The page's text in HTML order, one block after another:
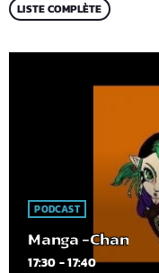
LISTE COMPLÈTE
PODCAST
Manga -Chan
17:30 - 17:40